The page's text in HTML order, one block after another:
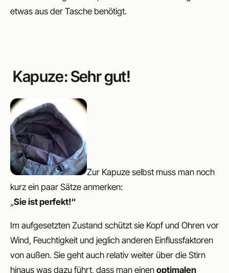
etwas aus der Tasche benötigt.
Kapuze: Sehr gut!
Zur Kapuze selbst muss man noch
kurz ein paar Sätze anmerken:
„Sie ist perfekt!“
Im aufgesetzten Zustand schützt sie Kopf und Ohren vor
Wind, Feuchtigkeit und jeglich anderen Einflussfaktoren
von außen. Sie geht auch relativ weiter über die Stirn
hinaus was dazu führt, dass man einen optimalen